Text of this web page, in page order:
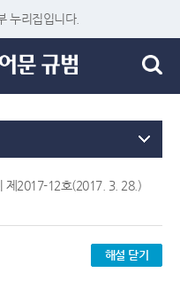
누리집입니다.
제2017-12호(2017. 3. 28.)
해설 닫기